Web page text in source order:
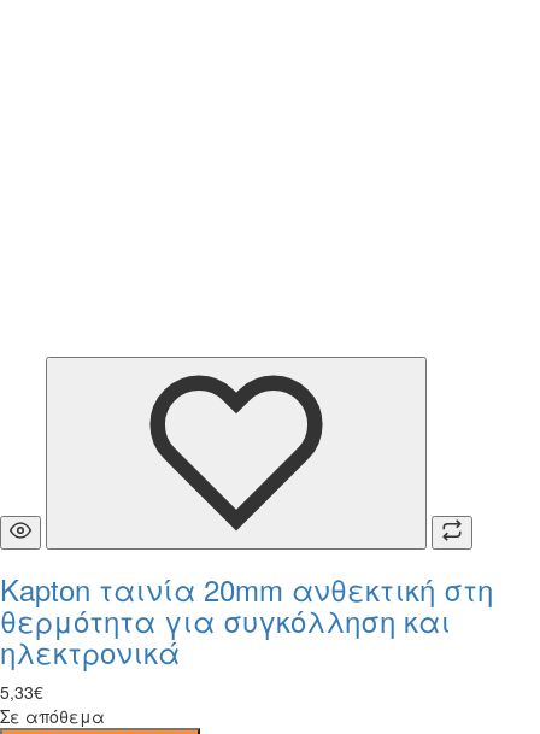
Kapton ταινία 20mm ανθεκτική στη
θερμότητα για συγκόλληση και
ηλεκτρονικά
5,33€
Σε απόθεμα